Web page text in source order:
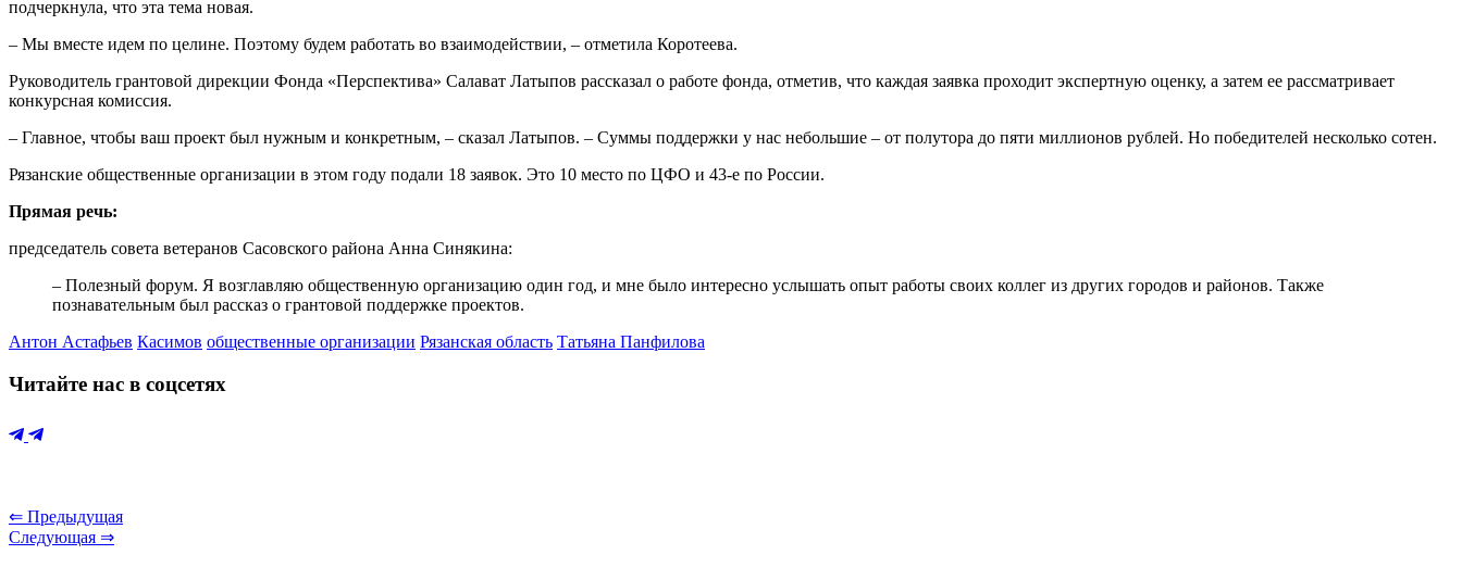
подчеркнула, что эта тема новая.
– Мы вместе идем по целине. Поэтому будем работать во взаимодействии, – отметила Коротеева.
Руководитель грантовой дирекции Фонда «Перспектива» Салават Латыпов рассказал о работе фонда, отметив, что каждая заявка проходит экспертную оценку, а затем ее рассматривает
конкурсная комиссия.
– Главное, чтобы ваш проект был нужным и конкретным, – сказал Латыпов. – Суммы поддержки у нас небольшие – от полутора до пяти миллионов рублей. Но победителей несколько сотен.
Рязанские общественные организации в этом году подали 18 заявок. Это 10 место по ЦФО и 43-е по России.
Прямая речь:
председатель совета ветеранов Сасовского района Анна Синякина:
– Полезный форум. Я возглавляю общественную организацию один год, и мне было интересно услышать опыт работы своих коллег из других городов и районов. Также
познавательным был рассказ о грантовой поддержке проектов.
Антон Астафьев Касимов общественные организации Рязанская область Татьяна Панфилова
Читайте нас в соцсетях
⇐ Предыдущая
Следующая ⇒